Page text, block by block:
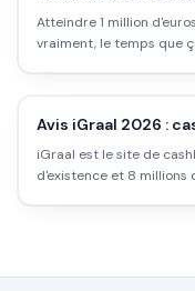
Atteindre 1 million
vraiment, le temps que
Avis iGraal 2026 :
iGraal est le site de
d'existence et 8 millions